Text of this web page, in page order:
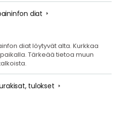
diat
diat löytyvät alta. Kurkkaa
Tärkeää tietoa muun
tulokset